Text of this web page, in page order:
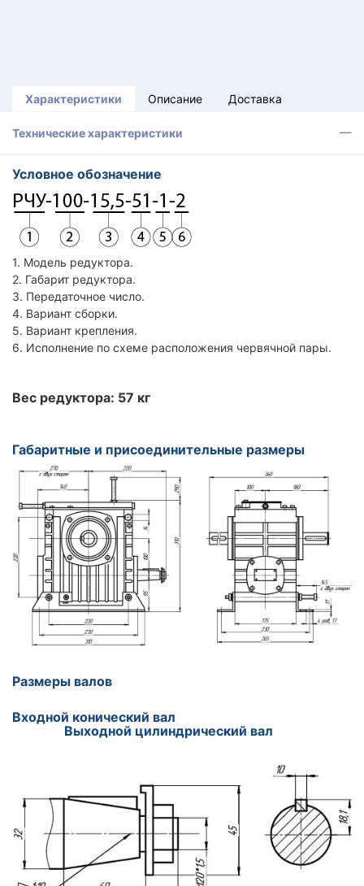
Характеристики Описание Доставка
Технические характеристики
Условное обозначение
1. Модель редуктора.
2. Габарит редуктора.
3. Передаточное число.
4. Вариант сборки.
5. Вариант крепления.
6. Исполнение по схеме расположения червячной пары.
Вес редуктора: 57 кг
Габаритные и присоединительные размеры
Размеры валов
Входной конический вал
Выходной цилиндрический вал